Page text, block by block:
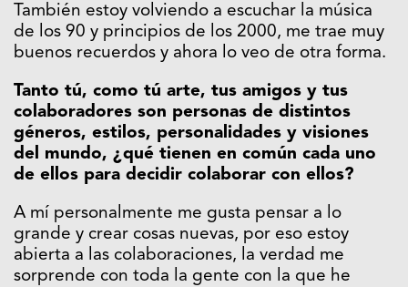
También estoy volviendo a escuchar la música
de los 90 y principios de los 2000, me trae muy
buenos recuerdos y ahora lo veo de otra forma.
Tanto tú, como tú arte, tus amigos y tus
colaboradores son personas de distintos
géneros, estilos, personalidades y visiones
del mundo, ¿qué tienen en común cada uno
de ellos para decidir colaborar con ellos?
A mí personalmente me gusta pensar a lo
grande y crear cosas nuevas, por eso estoy
abierta a las colaboraciones, la verdad me
sorprende con toda la gente con la que he